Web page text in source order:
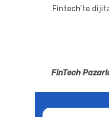
Fintech’te
FinTech